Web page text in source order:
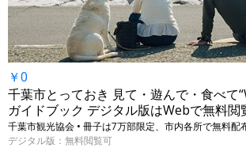
￥0
千葉市とっておき 見て・遊んで・食べて
ガイドブック デジタル版はWebで無料閲
千葉市観光協会 • 冊子は7万部限定、市内各所で無料配
デジタル版：無料閲覧可